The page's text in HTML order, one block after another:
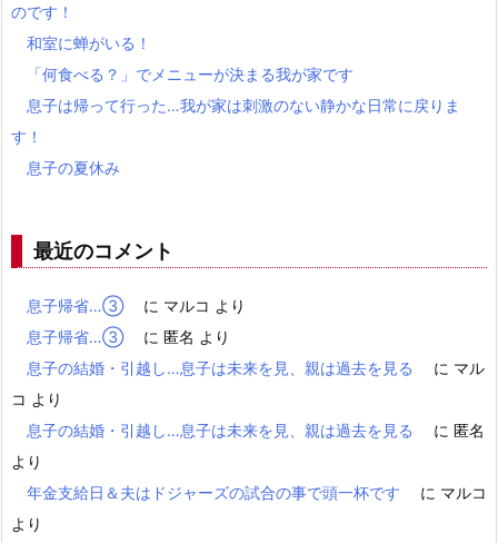
のです！
和室に蝉がいる！
「何食べる？」でメニューが決まる我が家です
息子は帰って行った…我が家は刺激のない静かな日常に戻りま
す！
息子の夏休み
最近のコメント
息子帰省…③ に マルコ より
息子帰省…③
に 匿名 より
息子の結婚・引越し…息子は未来を見、親は過去を見る
に マル
コ より
息子の結婚・引越し…息子は未来を見、親は過去を見る
に 匿名
より
年金支給日＆夫はドジャーズの試合の事で頭一杯です
に マルコ
より